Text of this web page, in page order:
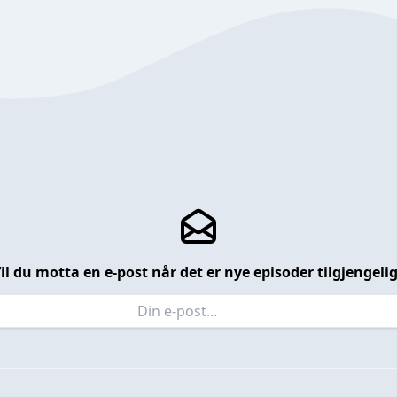
du motta en e-post når det er nye episoder